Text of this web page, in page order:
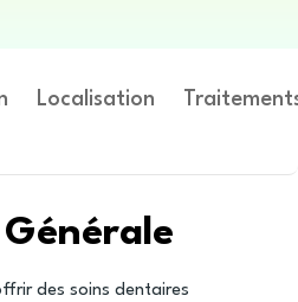
Localisation
des soins dentaires